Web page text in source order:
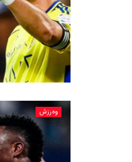
وەرزش